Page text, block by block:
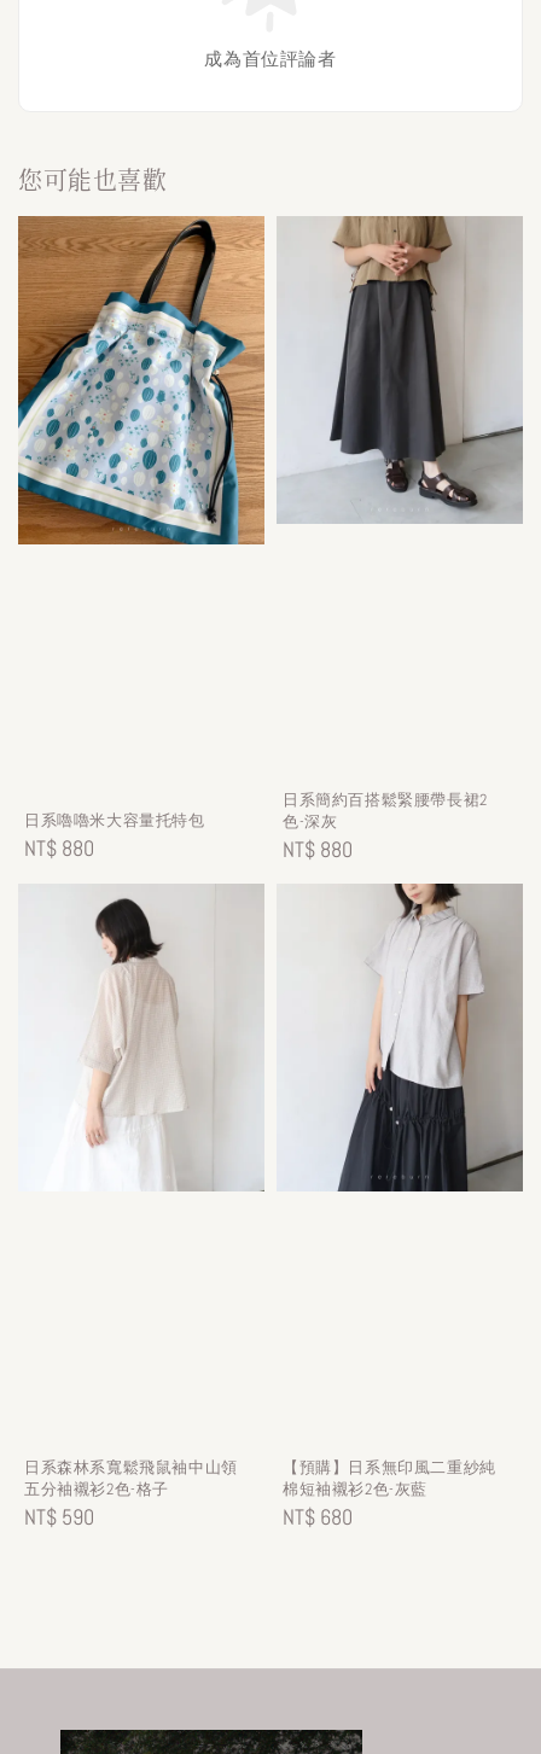
成為首位評論者
您可能也喜歡
日系嚕嚕米大容量托特包
Regular
NT$ 880
日系簡約百搭鬆緊腰帶長裙2
色-深灰
Regular
NT$ 880
日系森林系寬鬆飛鼠袖中山領
五分袖襯衫2色-格子
Regular
NT$ 590
【預購】日系無印風二重紗純
棉短袖襯衫2色-灰藍
Regular
NT$ 680